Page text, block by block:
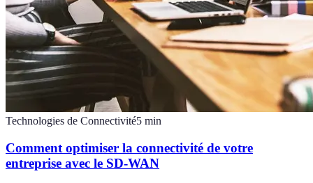
Technologies de Connectivité5 min
Comment optimiser la connectivité de votre
entreprise avec le SD-WAN